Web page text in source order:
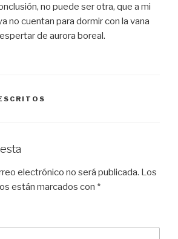
no puede ser otra, que a mi
no cuentan para dormir con la vana
de aurora boreal.
electrónico no será publicada. Los
están marcados con *